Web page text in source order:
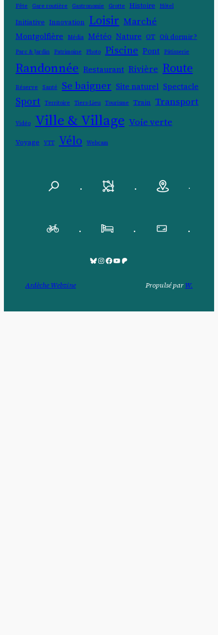
Fête Gare routière Gastronomie Grotte Histoire Hôtel
Initiative Innovation Loisir Marché
Montgolfière Média Météo Nature OT Où dormir ?
Parc & Jardin Patrimoine Photo Piscine Pont Pâtisserie
Randonnée Restaurant Rivière Route
Réserve Santé Se baigner Site naturel Spectacle
Sport Territoire Tiers-Lieu Tourisme Train Transport
Vidéo Ville & Village Voie verte
Voyage VTT Vélo Webcam
. . .
. . .
Bluesky
Pinksky
Facebook
YouTube
Patreon
Ardèche Webzine Propulsé parW.